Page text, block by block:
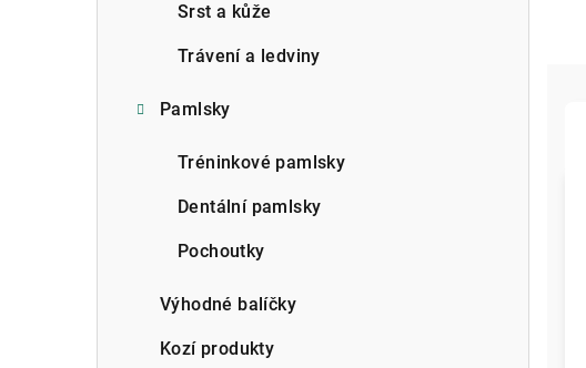
Srst a kůže
Trávení a ledviny
Pamlsky
Tréninkové pamlsky
Dentální pamlsky
Pochoutky
Výhodné balíčky
Kozí produkty